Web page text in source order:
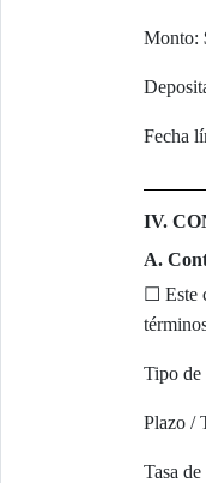
Monto:
Fecha
IV.
A.
☐ Este
Tipo
Plazo /
Tasa